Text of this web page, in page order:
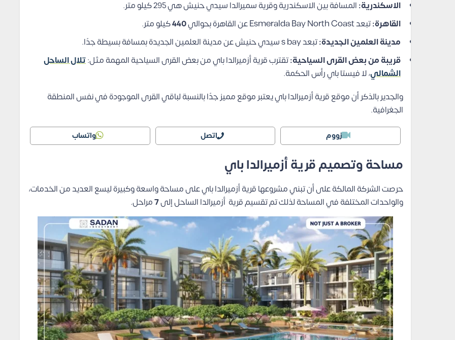
الاسكندرية:المسافة بين الاسكندرية وقرية سميرالدا سيدي حنيش هي 295 كيلو متر.
القاهرة:تبعد Esmeralda Bay North Coast عن القاهرة بحوالي 440كيلو متر.
مدينة العلمين الجديدة:تبعد s bay سيدي حنيش عن مدينة العلمين الجديدة بمسافة بسيطة جدًا.
قريبة من بعض القرى السياحية:تقترب قرية أزميرالدا باي من بعض القرى السياحية المهمة مثل:تلال الساحل
الشمالي، لا فيستا باي رأس الحكمة.
والجدير بالذكر أن موقع قرية أزميرالدا باي يعتبر موقع مميز جدًا بالنسبة لباقي القرى الموجودة في نفس المنطقة
الجغرافية.
زووم اتصل واتساب
مساحة وتصميم قرية أزميرالدا باي
حرصت الشركة المالكة على أن تبني مشروعها قرية أزميرالدا باي على مساحة واسعة وكبيرة ليسع العديد من الخدمات،
والواحدات المختلفة في المساحة لذلك تم تقسيم قرية أزميرالدا الساحل إلى7مراحل.